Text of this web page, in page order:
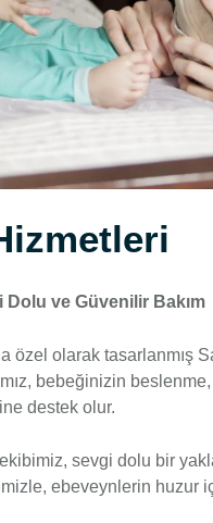
ve Güvenilir Bakım
özel olarak tasarlanmış
bebeğinizin
destek olur.
sevgi dolu bir
ebeveynlerin huzur